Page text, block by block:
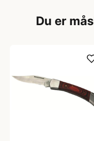
Du er